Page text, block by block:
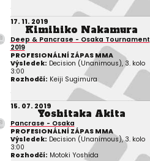
17. 11. 2019
Kimihiko Nakamura
Deep & Pancrase - Osaka Tournament
2019
PROFESIONÁLNÍ ZÁPAS MMA
Výsledek: Decision (Unanimous), 3. kolo
3:00
Rozhodčí: Keiji Sugimura
15. 07. 2019
Yoshitaka Akita
Pancrase - Osaka
PROFESIONÁLNÍ ZÁPAS MMA
Výsledek: Decision (Unanimous), 3. kolo
3:00
Rozhodčí: Motoki Yoshida